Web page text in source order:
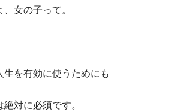
女の子って。
生を有効に使うためにも
対に必須です。